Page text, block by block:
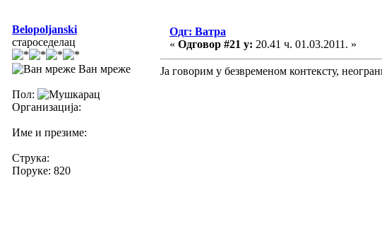
Belopoljanski
староседелац
Ван мреже
Пол:
Организација:
Име и презиме:
Струка:
Поруке: 820
Одг: Ватра
« Одговор #21 у: 20.41 ч. 01.03.2011. »
Ја говорим у безвременом контексту,